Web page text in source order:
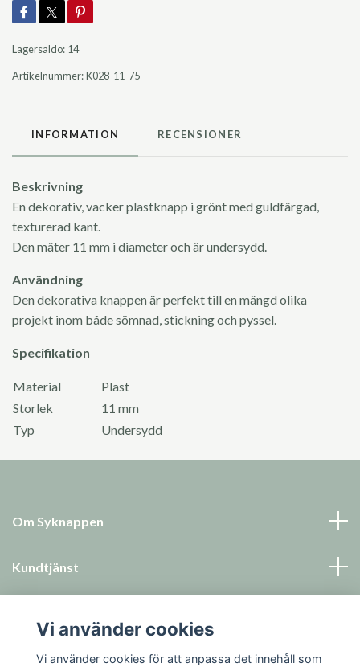
Lagersaldo: 14
Artikelnummer:K028-11-75
INFORMATION RECENSIONER
Beskrivning
En dekorativ, vacker plastknapp i grönt med guldfärgad,
texturerad kant.
Den mäter 11 mm i diameter och är undersydd.
Användning
Den dekorativa knappen är perfekt till en mängd olika
projekt inom både sömnad, stickning och pyssel.
Specifikation
Material
Plast
Storlek
11 mm
Typ
Undersydd
Om Syknappen
Kundtjänst
Sociala medier
Vi använder cookies
Vi använder cookies för att anpassa det innehåll som